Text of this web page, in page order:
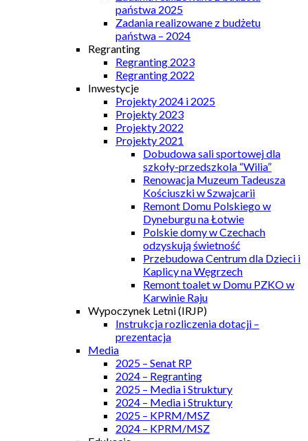
państwa 2025
Zadania realizowane z budżetu
państwa – 2024
Regranting
Regranting 2023
Regranting 2022
Inwestycje
Projekty 2024 i 2025
Projekty 2023
Projekty 2022
Projekty 2021
Dobudowa sali sportowej dla
szkoły-przedszkola “Wilia”
Renowacja Muzeum Tadeusza
Kościuszki w Szwajcarii
Remont Domu Polskiego w
Dyneburgu na Łotwie
Polskie domy w Czechach
odzyskują świetność
Przebudowa Centrum dla Dzieci i
Kaplicy na Węgrzech
Remont toalet w Domu PZKO w
Karwinie Raju
Wypoczynek Letni (IRJP)
Instrukcja rozliczenia dotacji –
prezentacja
Media
2025 – Senat RP
2024 – Regranting
2025 – Media i Struktury
2024 – Media i Struktury
2025 – KPRM/MSZ
2024 – KPRM/MSZ